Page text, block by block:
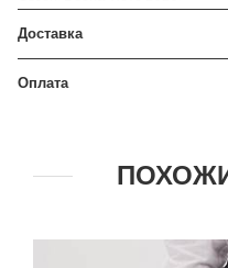
Доставка
Оплата